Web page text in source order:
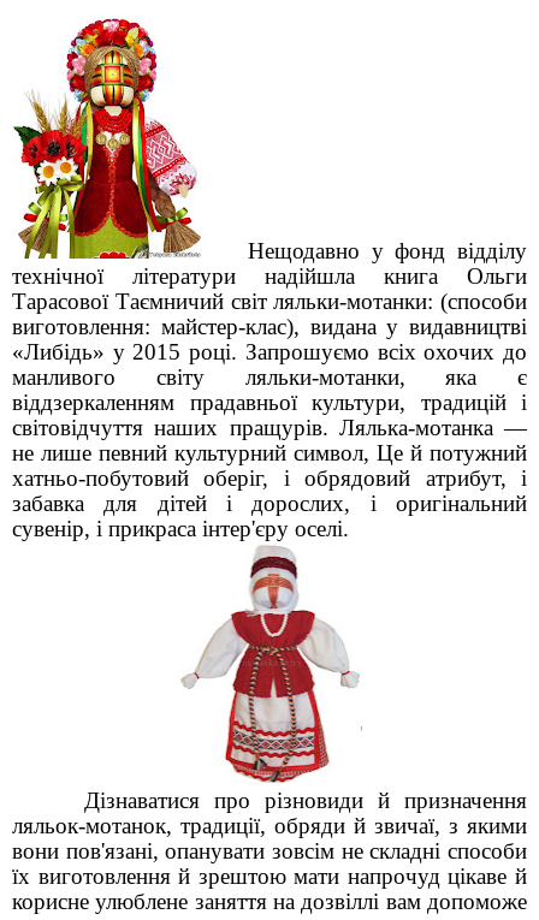
Нещодавно у фонд відділу
технічної літератури надійшла книга Ольги
Тарасової Таємничий світ ляльки-мотанки: (способи
виготовлення: майстер-клас), видана у видавництві
«Либідь» у 2015 році. Запрошуємо всіх охочих до
манливого світу ляльки-мотанки, яка є
віддзеркаленням прадавньої культури, традицій і
світовідчуття наших пращурів. Лялька-мотанка —
не лише певний культурний символ, Це й потужний
хатньо-побутовий оберіг, і обрядовий атрибут, і
забавка для дітей і дорослих, і оригінальний
сувенір, і прикраса інтер'єру оселі.
Дізнаватися про різновиди й призначення
ляльок-мотанок, традиції, обряди й звичаї, з якими
вони пов'язані, опанувати зовсім не складні способи
їх виготовлення й зрештою мати напрочуд цікаве й
корисне улюблене заняття на дозвіллі вам допоможе